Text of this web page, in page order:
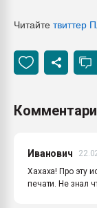
Читайте твиттер
Иванович
Хахаха! Про эту
печати. Не знал